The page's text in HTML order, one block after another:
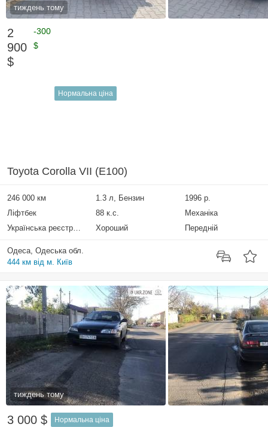
тиждень тому
2
900
$
-300
$
Нормальна ціна
Toyota Corolla VII (E100)
246 000 км 1.3 л, Бензин
1996 р.
Ліфтбек
88 к.с.
Механіка
Українська реєстрація
Хороший Передній
Одеса, Одеська обл.
444 км від м. Київ
тиждень тому
3 000 $ Нормальна ціна